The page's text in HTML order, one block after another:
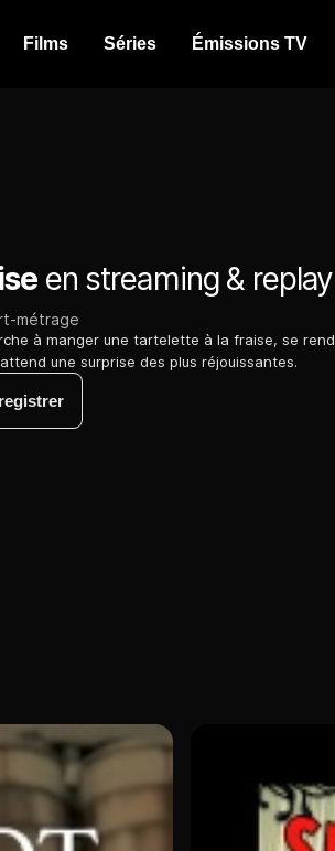
Films Séries Émissions TV
en streaming & replay
métrage
à manger une tartelette à la fraise, se rend
une surprise des plus réjouissantes.